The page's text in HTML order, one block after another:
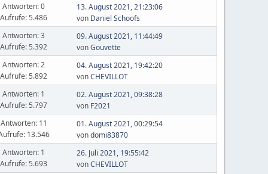
Antworten: 0
Aufrufe: 5.486
13. August 2021, 21:23:06
von Daniel Schoofs
Antworten: 3
Aufrufe: 5.392
09. August 2021, 11:44:49
vonGouvette
Antworten: 2
Aufrufe: 5.892
04. August 2021, 19:42:20
vonCHEVILLOT
Antworten: 1
Aufrufe: 5.797
02. August 2021, 09:38:28
von F2021
Antworten: 11
13.546
01. August 2021, 00:29:54
vondomi83870
Antworten: 1
Aufrufe: 5.693
26. Juli 2021, 19:55:42
vonCHEVILLOT